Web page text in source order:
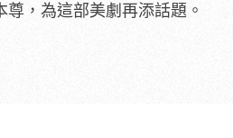
，為這部美劇再添話題。